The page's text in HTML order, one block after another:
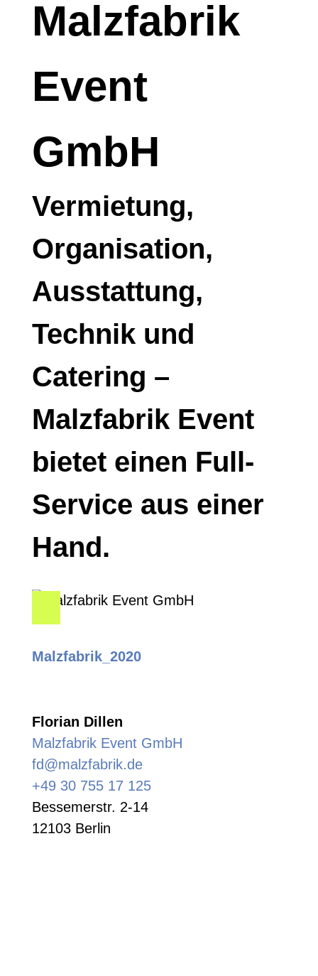
Malzfabrik
Event
GmbH
Vermietung,
Organisation,
Ausstattung,
Technik und
Catering –
Malzfabrik Event
bietet einen Full-
Service aus einer
Hand.
Malzfabrik_2020
Florian Dillen
Malzfabrik Event GmbH
fd@malzfabrik.de
+49 30 755 17 125
Bessemerstr. 2-14
12103 Berlin